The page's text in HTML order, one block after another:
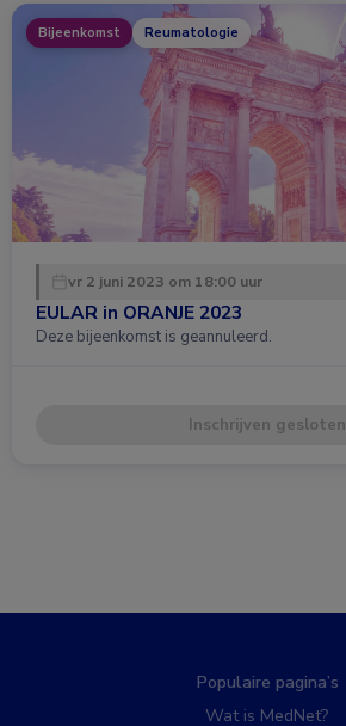
Bijeenkomst Reumatologie
vr 2 juni 2023 om 18:00 uur
EULAR in ORANJE 2023
Deze bijeenkomst is geannuleerd.
Inschrijven gesloten
Populaire pagina’s
Wat is MedNet?